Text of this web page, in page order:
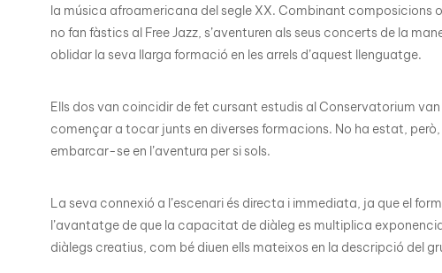
la música afroamericana del segle XX. Combinant composicions
no fan fàstics al Free Jazz, s’aventuren als seus concerts de la
oblidar la seva llarga formació en les arrels d’aquest llenguatge.
Ells dos van coincidir de fet cursant estudis al Conservatorium
començar a tocar junts en diverses formacions. No ha estat,
embarcar-se en l’aventura per si sols.
La seva connexió a l’escenari és directa i immediata, ja que el
l’avantatge de que la capacitat de diàleg es multiplica
diàlegs creatius, com bé diuen ells mateixos en la descripció del